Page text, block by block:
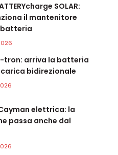
SOLAR:
il mantenitore
tron: arriva la batteria
bidirezionale
elettrica: la
passa anche dal